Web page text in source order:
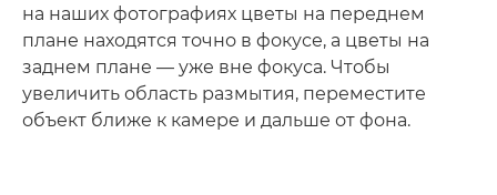
на наших фотографиях цветы на переднем
плане находятся точно в фокусе, а цветы на
заднем плане — уже вне фокуса. Чтобы
увеличить область размытия, переместите
объект ближе к камере и дальше от фона.